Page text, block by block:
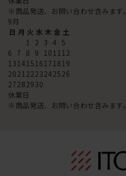
※商品発送、お問い合わせ含みます。
9月
日 月 火 水 木 金 土
1 2 3 4 5
6 7 8 9 101112
13141516171819
20212223242526
27282930
休業日
※商品発送、お問い合わせ含みます。